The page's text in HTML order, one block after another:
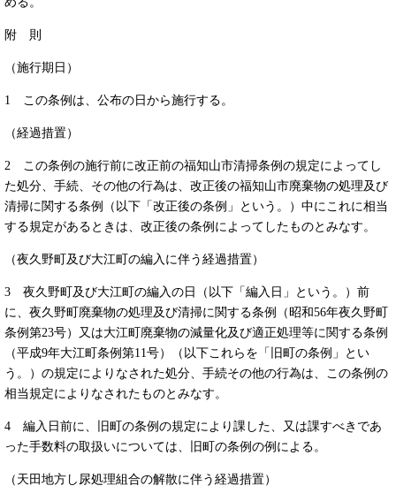
附 則
（施行期日）
1 この条例は、公布の日から施行する。
（経過措置）
2 この条例の施行前に改正前の福知山市清掃条例の規定によってし
た処分、手続、その他の行為は、改正後の福知山市廃棄物の処理及び
清掃に関する条例（以下「改正後の条例」という。）中にこれに相当
する規定があるときは、改正後の条例によってしたものとみなす。
（夜久野町及び大江町の編入に伴う経過措置）
3 夜久野町及び大江町の編入の日（以下「編入日」という。）前
に、夜久野町廃棄物の処理及び清掃に関する条例（昭和56年夜久野町
条例第23号）又は大江町廃棄物の減量化及び適正処理等に関する条例
（平成9年大江町条例第11号）（以下これらを「旧町の条例」とい
う。）の規定によりなされた処分、手続その他の行為は、この条例の
相当規定によりなされたものとみなす。
4 編入日前に、旧町の条例の規定により課した、又は課すべきであ
った手数料の取扱いについては、旧町の条例の例による。
（天田地方し尿処理組合の解散に伴う経過措置）